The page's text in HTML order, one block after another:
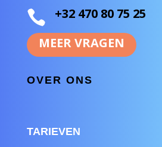

+32 470 80 75 25
MEER VRAGEN
OVER ONS
TARIEVEN